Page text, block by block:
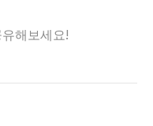
해보세요!